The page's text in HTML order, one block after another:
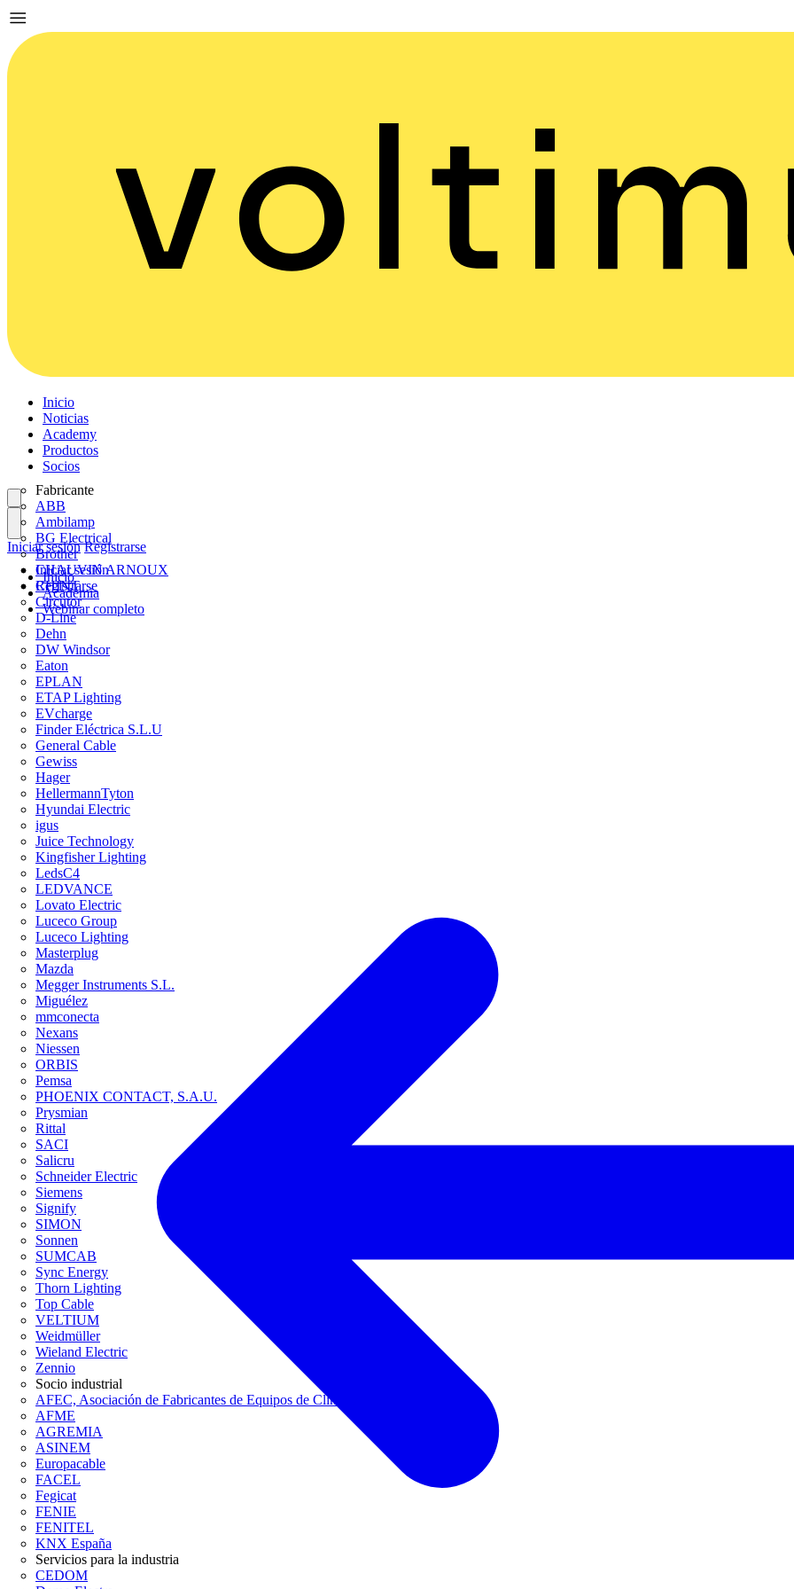
Inicio
Noticias
Academy
Productos
Socios
Fabricante
ABB
Ambilamp
BG Electrical
Brother
CHAUVIN ARNOUX
CHINT
Circutor
D-Line
Dehn
DW Windsor
Eaton
EPLAN
ETAP Lighting
EVcharge
Finder Eléctrica S.L.U
General Cable
Gewiss
Hager
HellermannTyton
Hyundai Electric
igus
Juice Technology
Kingfisher Lighting
LedsC4
LEDVANCE
Lovato Electric
Luceco Group
Luceco Lighting
Masterplug
Mazda
Megger Instruments S.L.
Miguélez
mmconecta
Nexans
Niessen
ORBIS
Pemsa
PHOENIX CONTACT, S.A.U.
Prysmian
Rittal
SACI
Salicru
Schneider Electric
Siemens
Signify
SIMON
Sonnen
SUMCAB
Sync Energy
Thorn Lighting
Top Cable
VELTIUM
Weidmüller
Wieland Electric
Zennio
Socio industrial
AFEC, Asociación de Fabricantes de Equipos de Climatización
AFME
AGREMIA
ASINEM
Europacable
FACEL
Fegicat
FENIE
FENITEL
KNX España
Servicios para la industria
CEDOM
Iniciar sesión
Registrarse
Iniciar sesión Registrarse
Inicio
Academia
Webinar completo